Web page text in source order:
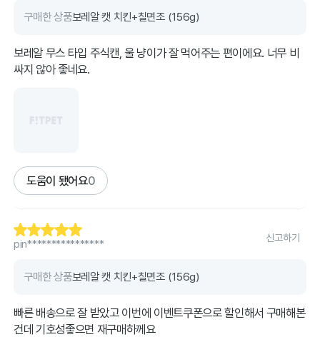
구매한 상품보레알 캣 치킨+칠면조 (156g)
보레알 무스 타입 주식캔, 울 냥이가 잘 먹어주는 편이에요. 너무 비
싸지 않아 좋네요.
도움이 됐어요0
pin****************
신고하기
구매한 상품보레알 캣 치킨+칠면조 (156g)
빠른 배송으로 잘 받았고 이번에 이벤트쿠폰으로 할인해서 구매해본
건데 기호성좋으면 재구매하께요